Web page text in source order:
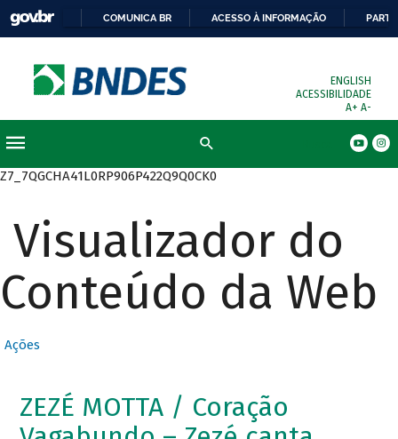
COMUNICA BR ACESSO À INFORMAÇÃO
ENGLISH
ACESSIBILIDADE
A+ A-
Z7_7QGCHA41L0RP906P422Q9Q0CK0
Visualizador do
Conteúdo da Web
Ações
ZEZÉ MOTTA / Coração